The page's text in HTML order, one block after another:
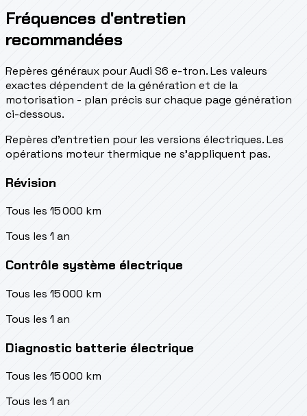
Fréquences d'entretien
recommandées
Repères généraux pour Audi S6 e-tron. Les valeurs
exactes dépendent de la génération et de la
motorisation - plan précis sur chaque page génération
ci-dessous.
Repères d’entretien pour les versions électriques. Les
opérations moteur thermique ne s’appliquent pas.
Révision
Tous les 15 000 km
Tous les 1 an
Contrôle système électrique
Tous les 15 000 km
Tous les 1 an
Diagnostic batterie électrique
Tous les 15 000 km
Tous les 1 an